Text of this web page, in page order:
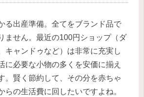
る出産準備。全てをブランド品で
ません。最近の100円ショップ（ダ
キャンドゥなど）は非常に充実し
に必要な小物の多くを安価に揃え
。賢く節約して、その分を赤ちゃ
らの生活費に回したいですよね。